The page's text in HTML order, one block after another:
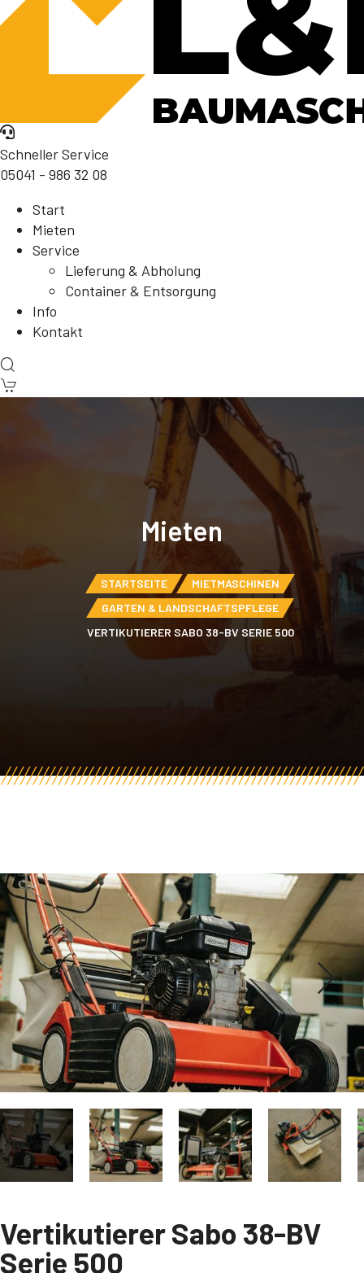
Schneller Service
05041 - 986 32 08
Start
Mieten
Service
Lieferung & Abholung
Container & Entsorgung
Info
Kontakt
Mieten
STARTSEITE
MIETMASCHINEN
GARTEN & LANDSCHAFTSPFLEGE
VERTIKUTIERER SABO 38-BV SERIE 500
Vertikutierer Sabo 38-BV
Serie 500